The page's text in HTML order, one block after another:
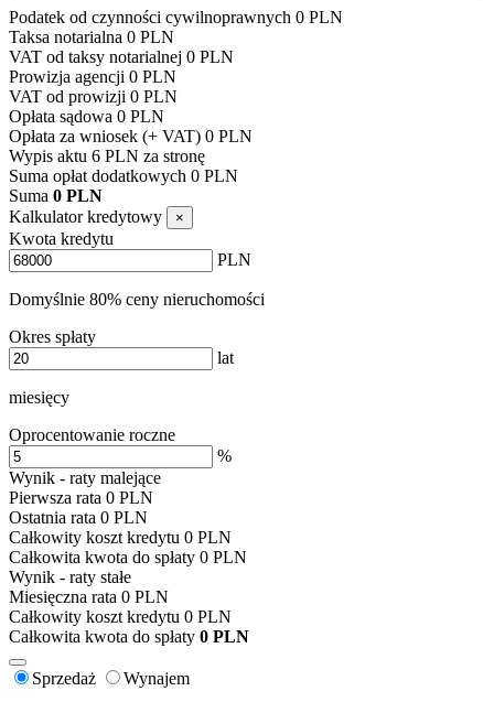
Podatek od czynności cywilnoprawnych 0 PLN
Taksa notarialna 0 PLN
VAT od taksy notarialnej 0 PLN
Prowizja agencji 0 PLN
VAT od prowizji 0 PLN
Opłata sądowa 0 PLN
Opłata za wniosek (+ VAT) 0 PLN
Wypis aktu 6 PLN za stronę
Suma opłat dodatkowych 0 PLN
Suma 0 PLN
Kalkulator kredytowy
×
Kwota kredytu
PLN
Domyślnie 80% ceny nieruchomości
Okres spłaty
lat
miesięcy
Oprocentowanie roczne
%
Wynik - raty malejące
Pierwsza rata 0 PLN
Ostatnia rata 0 PLN
Całkowity koszt kredytu 0 PLN
Całkowita kwota do spłaty 0 PLN
Wynik - raty stałe
Miesięczna rata 0 PLN
Całkowity koszt kredytu 0 PLN
Całkowita kwota do spłaty 0 PLN
Sprzedaż
Wynajem